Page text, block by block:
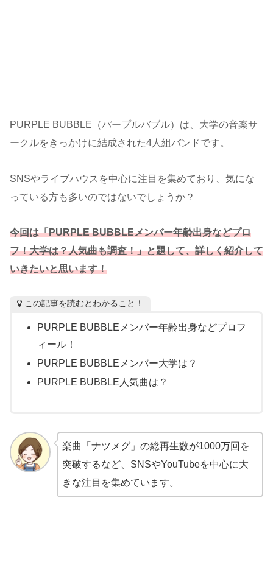
PURPLE BUBBLE（パープルバブル）は、大学の音楽サ
ークルをきっかけに結成された4人組バンドです。
SNSやライブハウスを中心に注目を集めており、気にな
っている方も多いのではないでしょうか？
今回は「PURPLE BUBBLEメンバー年齢出身などプロ
フ！大学は？人気曲も調査！」と題して、詳しく紹介して
いきたいと思います！
この記事を読むとわかること！
PURPLE BUBBLEメンバー年齢出身などプロフ
ィール！
PURPLE BUBBLEメンバー大学は？
PURPLE BUBBLE人気曲は？
楽曲「ナツメグ」の総再生数が1000万回を
突破するなど、SNSやYouTubeを中心に大
きな注目を集めています。